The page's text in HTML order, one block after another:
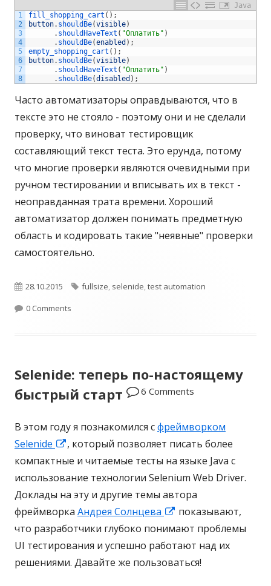
Java
1
2
3
4
5
6
7
8
fill_shopping_cart ( ) ;
button. shouldBe(visible)
. shouldHaveText ( "Оплатить" )
. shouldBe(enabled ) ;
empty_shopping_cart ( ) ;
button. shouldBe(visible)
. shouldHaveText ( "Оплатить" )
. shouldBe(disabled ) ;
Часто автоматизаторы оправдываются, что в
тексте это не стояло - поэтому они и не сделали
проверку, что виноват тестировщик
составляющий текст теста. Это ерунда, потому
что многие проверки являются очевидными при
ручном тестировании и вписывать их в текст -
неоправданная трата времени. Хороший
автоматизатор должен понимать предметную
область и кодировать такие "неявные" проверки
самостоятельно.
О
п
л
и
о
в
а
о
28.10.2015
Т
fullsize, selenide,test automation
0 Comments
Selenide: теперь по-настоящему
быстрый старт
6 Comments
В этом году я познакомился сфреймворком
Selenide
О
т
к
р
ы
в
а
е
, который позволяет писать более
компактные и читаемые тесты на языке Java с
использование технологии Selenium Web Driver.
Доклады на эту и другие темы автора
фреймворка Андрея Солнцева
О
т
к
р
показывают,
что разработчики глубоко понимают проблемы
UI тестирования и успешно работают над их
решениями. Давайте же пользоваться!